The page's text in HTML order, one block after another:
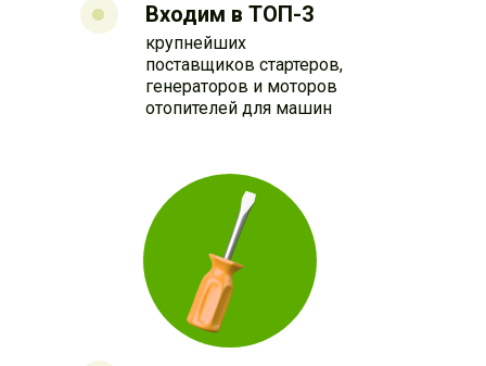
Входим в ТОП-3
крупнейших
поставщиков стартеров,
генераторов и моторов
отопителей для машин